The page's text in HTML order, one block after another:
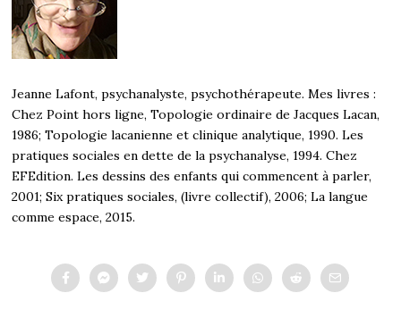
Jeanne Lafont, psychanalyste, psychothérapeute. Mes livres :
Chez Point hors ligne, Topologie ordinaire de Jacques Lacan,
1986; Topologie lacanienne et clinique analytique, 1990. Les
pratiques sociales en dette de la psychanalyse, 1994. Chez
EFEdition. Les dessins des enfants qui commencent à parler,
2001; Six pratiques sociales, (livre collectif), 2006; La langue
comme espace, 2015.